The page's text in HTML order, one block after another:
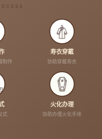
制作
寿衣穿戴
协助穿戴寿衣
式
火化办理
协助办理火化手续